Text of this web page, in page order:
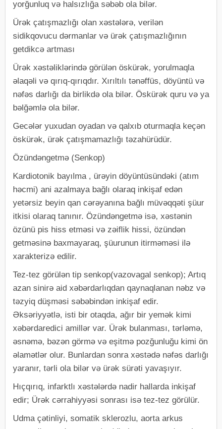
yorğunluq və halsızlığa səbəb ola bilər.
Ürək çatışmazlığı olan xəstələrə, verilən
sidikqovucu dərmanlar və ürək çatışmazlığının
getdikcə artması
Ürək xəstəliklərində görülən öskürək, yorulmaqla
əlaqəli və qırıq-qırıqdır. Xırıltılı tənəffüs, döyüntü və
nəfəs darlığı da birlikdə ola bilər. Öskürək quru və ya
bəlğəmlə ola bilər.
Gecələr yuxudan oyadan və qalxıb oturmaqla keçən
öskürək, ürək çatışmamazlığı təzahürüdür.
Özündəngetmə (Senkop)
Kardiotonik bayılma , ürəyin döyüntüsündəki (atım
həcmi) ani azalmaya bağlı olaraq inkişaf edən
yetərsiz beyin qan cərəyanına bağlı müvəqqəti şüur
itkisi olaraq tanınır. Özündəngetmə isə, xəstənin
özünü pis hiss etməsi və zəiflik hissi, özündən
getməsinə baxmayaraq, şüurunun itirməməsi ilə
xarakterizə edilir.
Tez-tez görülən tip senkop(vazovagal senkop); Artıq
azan sinirə aid xəbərdarlıqdan qaynaqlanan nəbz və
təzyiq düşməsi səbəbindən inkişaf edir.
Əksəriyyətlə, isti bir otaqda, ağır bir yemək kimi
xəbərdaredici amillər var. Ürək bulanması, tərləmə,
əsnəmə, bəzən görmə və eşitmə pozğunluğu kimi ön
əlamətlər olur. Bunlardan sonra xəstədə nəfəs darlığı
yaranır, tərli ola bilər və ürək sürəti yavaşıyır.
Hıçqırıq, infarktlı xəstələrdə nadir hallarda inkişaf
edir; Ürək cərrahiyyəsi sonrası isə tez-tez görülür.
Udma çətinliyi, somatik sklerozlu, aorta arkus